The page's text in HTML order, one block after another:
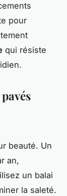
pour
qui résiste
beauté. Un
an,
un balai
la saleté.